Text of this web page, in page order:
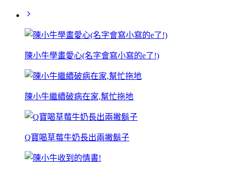
陳小牛學畫愛心(名字會寫小寫的e了!)
陳小牛繼續破病在家,幫忙拖地
Q寶喝草莓牛奶長出兩撇鬍子